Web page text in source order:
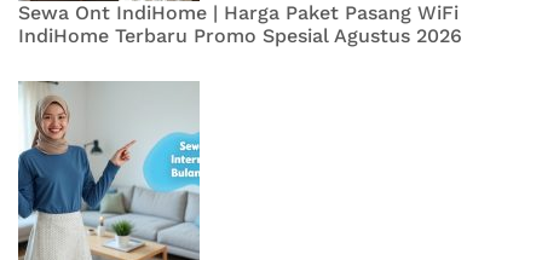
Sewa Ont IndiHome | Harga Paket Pasang WiFi
IndiHome Terbaru Promo Spesial Agustus 2026